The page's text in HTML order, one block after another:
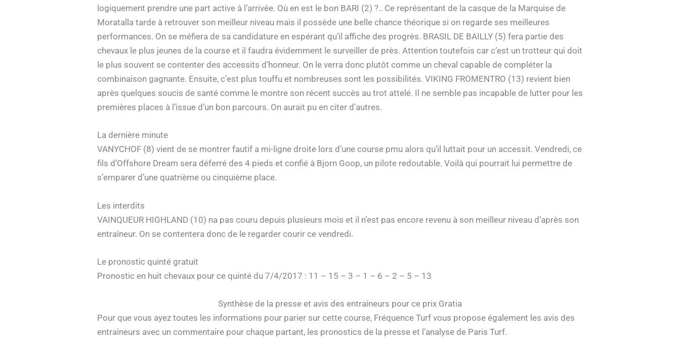
logiquement prendre une part active à l’arrivée. Où en est le bon BARI (2) ?.. Ce représentant de la casque de la Marquise de
Moratalla tarde à retrouver son meilleur niveau mais il possède une belle chance théorique si on regarde ses meilleures
performances. On se méfiera de sa candidature en espérant qu’il affiche des progrès. BRASIL DE BAILLY (5) fera partie des
chevaux le plus jeunes de la course et il faudra évidemment le surveiller de près. Attention toutefois car c’est un trotteur qui doit
le plus souvent se contenter des accessits d’honneur. On le verra donc plutôt comme un cheval capable de compléter la
combinaison gagnante. Ensuite, c’est plus touffu et nombreuses sont les possibilités. VIKING FROMENTRO (13) revient bien
après quelques soucis de santé comme le montre son récent succès au trot attelé. Il ne semble pas incapable de lutter pour les
premières places à l’issue d’un bon parcours. On aurait pu en citer d’autres.
La dernière minute
VANYCHOF (8) vient de se montrer fautif a mi-ligne droite lors d’une course pmu alors qu’il luttait pour un accessit. Vendredi, ce
fils d’Offshore Dream sera déferré des 4 pieds et confié à Bjorn Goop, un pilote redoutable. Voilà qui pourrait lui permettre de
s’emparer d’une quatrième ou cinquième place.
Les interdits
VAINQUEUR HIGHLAND (10) na pas couru depuis plusieurs mois et il n’est pas encore revenu à son meilleur niveau d’après son
entraîneur. On se contentera donc de le regarder courir ce vendredi.
Le pronostic quinté gratuit
Pronostic en huit chevaux pour ce quinté du 7/4/2017 : 11 – 15 – 3 – 1 – 6 – 2 – 5 – 13
Synthèse de la presse et avis des entraîneurs pour ce prix Gratia
Pour que vous ayez toutes les informations pour parier sur cette course, Fréquence Turf vous propose également les avis des
entraîneurs avec un commentaire pour chaque partant, les pronostics de la presse et l’analyse de Paris Turf.